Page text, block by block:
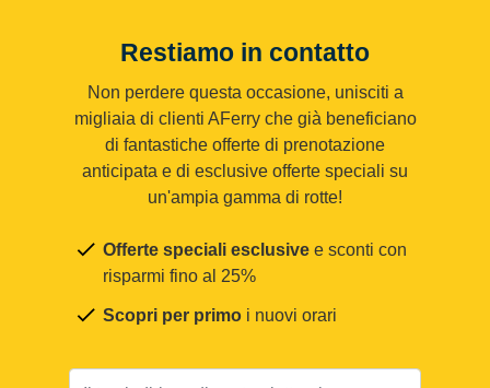
Restiamo in contatto
Non perdere questa occasione, unisciti a
migliaia di clienti AFerry che già beneficiano
di fantastiche offerte di prenotazione
anticipata e di esclusive offerte speciali su
un'ampia gamma di rotte!
Offerte speciali esclusive e sconti con
risparmi fino al 25%
Scopri per primo i nuovi orari